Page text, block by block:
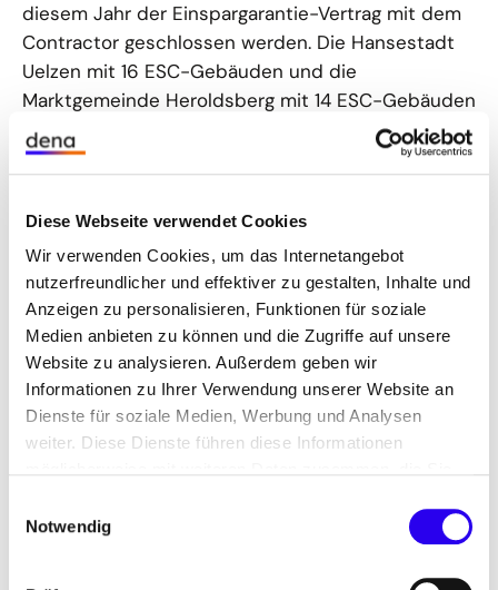
Diese Webseite verwendet Cookies
Wir verwenden Cookies, um das Internetangebot
nutzerfreundlicher und effektiver zu gestalten, Inhalte und
Anzeigen zu personalisieren, Funktionen für soziale
Medien anbieten zu können und die Zugriffe auf unsere
Website zu analysieren. Außerdem geben wir
Informationen zu Ihrer Verwendung unserer Website an
Dienste für soziale Medien, Werbung und Analysen
weiter. Diese Dienste führen diese Informationen
Nutzung der Dienste gesammelt haben.
Notwendig
diesem Jahr der Einspargarantie-Vertrag mit dem
Contractor geschlossen werden. Die Hansestadt
Uelzen mit 16 ESC-Gebäuden und die
Marktgemeinde Heroldsberg mit 14 ESC-Gebäuden
bereiten zurzeit ihre Ausschreibungen vor und
kommen entsprechend ebenfalls gut voran.
Das ESC-Projekt des Landesbetriebs
Rheinland-Pfalz an der Hochschule Koblenz
befindet sich bereits in derGarantiephase, die
laut LBB-Vertreter Peter Pissulla gut angelaufen ist.
Einneuer dena-Kurzfilmzeigt aktuelle Eindrücke
aus Koblenz und erklärt das Zusammenspiel von
Auftraggeber und Energiespar-Contractor.
Bundesweit zählen zum Modellvorhaben der
26 aktive Modellprojekte
mit insgesamt über 550